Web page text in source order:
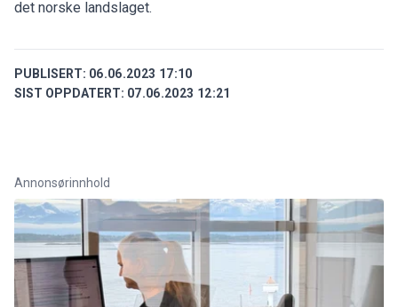
det norske landslaget.
PUBLISERT: 06.06.2023 17:10
SIST OPPDATERT: 07.06.2023 12:21
Annonsørinnhold